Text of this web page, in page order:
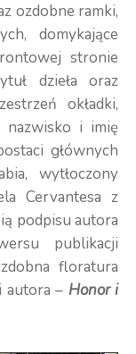
ozdobne ramki,
domykające
stronie
dzieła oraz
okładki,
nazwisko i imię
głównych
wytłoczony
Cervantesa z
podpisu autora
publikacji
floratura
autora – Honor i